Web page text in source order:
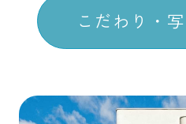
商品ラインナップ
施工事例
お客様の声
こだわり・
Elle casa
リゾートモダン
シン